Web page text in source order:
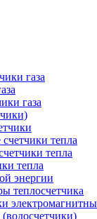
газа
газа
счетчики тепла
тепла
тепла
энергии
теплосчетчика